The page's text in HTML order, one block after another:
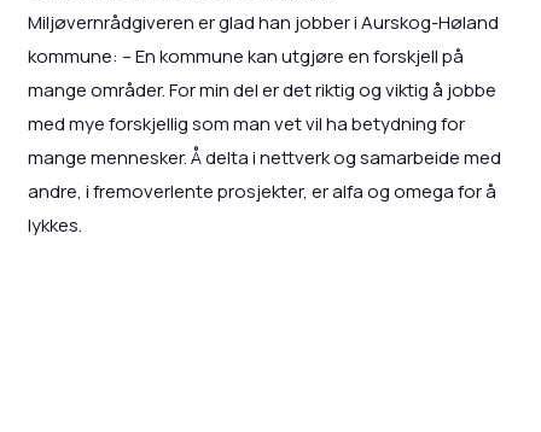
Miljøvernrådgiveren er glad han jobber i Aurskog-Høland
kommune: – En kommune kan utgjøre en forskjell på
mange områder. For min del er det riktig og viktig å jobbe
med mye forskjellig som man vet vil ha betydning for
mange mennesker. Å delta i nettverk og samarbeide med
andre, i fremoverlente prosjekter, er alfa og omega for å
lykkes.